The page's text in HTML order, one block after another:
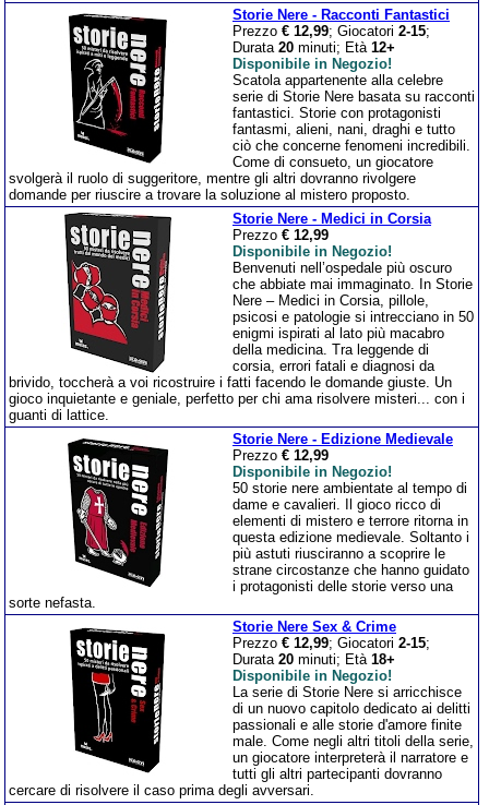
Storie Nere - Racconti Fantastici
Prezzo € 12,99; Giocatori 2-15;
Durata 20 minuti; Età 12+
Disponibile in Negozio!
Scatola appartenente alla celebre
serie di Storie Nere basata su racconti
fantastici. Storie con protagonisti
fantasmi, alieni, nani, draghi e tutto
ciò che concerne fenomeni incredibili.
Come di consueto, un giocatore
svolgerà il ruolo di suggeritore, mentre gli altri dovranno rivolgere
domande per riuscire a trovare la soluzione al mistero proposto.
Storie Nere - Medici in Corsia
Prezzo € 12,99
Disponibile in Negozio!
Benvenuti nell’ospedale più oscuro
che abbiate mai immaginato. In Storie
Nere – Medici in Corsia, pillole,
psicosi e patologie si intrecciano in 50
enigmi ispirati al lato più macabro
della medicina. Tra leggende di
corsia, errori fatali e diagnosi da
brivido, toccherà a voi ricostruire i fatti facendo le domande giuste. Un
gioco inquietante e geniale, perfetto per chi ama risolvere misteri... con i
guanti di lattice.
Storie Nere - Edizione Medievale
Prezzo € 12,99
Disponibile in Negozio!
50 storie nere ambientate al tempo di
dame e cavalieri. Il gioco ricco di
elementi di mistero e terrore ritorna in
questa edizione medievale. Soltanto i
più astuti riusciranno a scoprire le
strane circostanze che hanno guidato
i protagonisti delle storie verso una
sorte nefasta.
Storie Nere Sex & Crime
Prezzo € 12,99; Giocatori 2-15;
Durata 20 minuti; Età 18+
Disponibile in Negozio!
La serie di Storie Nere si arricchisce
di un nuovo capitolo dedicato ai delitti
passionali e alle storie d'amore finite
male. Come negli altri titoli della serie,
un giocatore interpreterà il narratore e
tutti gli altri partecipanti dovranno
cercare di risolvere il caso prima degli avversari.